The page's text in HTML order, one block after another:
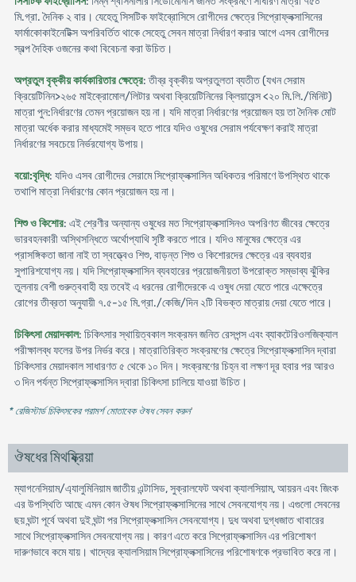
মি.গ্রা. দৈনিক ২ বার। যেহেতু সিসটিক ফাইব্রোসিসে রোগীদের ক্ষেত্রে সিপ্রোফ্লক্সাসিনের
ফার্মাকোকাইনেটিক্স অপরিবর্তিত থাকে সেহেতু সেবন মাত্রা নির্ধারণ করার আগে এসব রোগীদের
স্বল্প দৈহিক ওজনের কথা বিবেচনা করা উচিত।
অপ্রতুল বৃক্কীয় কার্যকারিতার ক্ষেত্রে: তীব্র বৃক্কীয় অপ্রতুলতা ব্যতীত (যখন সেরাম
ক্রিয়েটিনিন>২৬৫ মাইক্রোমোল/লিটার অথবা ক্রিয়েটিনিনের ক্লিয়ারেন্স <২০ মি.লি./মিনিট)
মাত্রা পুন:নির্ধারণের তেমন প্রয়োজন হয় না। যদি মাত্রা নির্ধারণের প্রয়োজন হয় তা দৈনিক মোট
মাত্রা অর্ধেক করার মাধ্যমেই সম্ভব হতে পারে যদিও ওষুধের সেরাম পর্যবেক্ষণ করাই মাত্রা
নির্ধারণের সবচেয়ে নির্ভরযোগ্য উপায়।
বয়ো:বৃদ্ধি: যদিও এসব রোগীদের সেরামে সিপ্রোফ্লক্সাসিন অধিকতর পরিমাণে উপস্থিত থাকে
তথাপি মাত্রা নির্ধারণের কোন প্রয়োজন হয় না।
শিশু ও কিশোর: এই শ্রেণীর অন্যান্য ওষুধের মত সিপ্রোফ্লক্সাসিনও অপরিণত জীবের ক্ষেত্রে
ভারবহনকারী অস্থিসন্ধিতে অর্থোপ্যাথি সৃষ্টি করতে পারে। যদিও মানুষের ক্ষেত্রে এর
প্রাসঙ্গিকতা জানা নাই তা স্বত্ত্বেও শিশু, বাড়ন্ত শিশু ও কিশোরদের ক্ষেত্রে এর ব্যবহার
সুপারিশযোগ্য নয়। যদি সিপ্রোফ্লক্সাসিন ব্যবহারের প্রয়োজনীয়তা উপরোক্ত সম্ভাব্য ঝুঁকির
তুলনায় বেশী গুরুত্ববাহী হয় তবেই এ ধরনের রোগীদেরকে এ ওষুধ দেয়া যেতে পারে এক্ষেত্রে
রোগের তীব্রতা অনুযায়ী ৭.৫-১৫ মি.গ্রা./কেজি/দিন ২টি বিভক্ত মাত্রায় দেয়া যেতে পারে।
চিকিৎসা মেয়াদকাল: চিকিৎসার স্থায়িত্বকাল সংক্রমন জনিত রেসপন্স এবং ব্যাকটেরিওলজিক্যাল
পরীক্ষালব্ধ ফলের উপর নির্ভর করে। মাত্রাতিরিক্ত সংক্রমণের ক্ষেত্রে সিপ্রোফ্লক্সাসিন দ্বারা
চিকিৎসার মেয়াদকাল সাধারণত ৫ থেকে ১০ দিন। সংক্রমণের চিহ্ন বা লক্ষণ দূর হবার পর আরও
৩ দিন পর্যন্ত সিপ্রোফ্লক্সাসিন দ্বারা চিকিৎসা চালিয়ে যাওয়া উচিত।
* রেজিস্টার্ড চিকিৎসকের পরামর্শ মোতাবেক ঔষধ সেবন করুন'
ঔষধের মিথষ্ক্রিয়া
ম্যাগনেসিয়াম/এ্যালুমিনিয়াম জাতীয় এন্টাসিড, সুক্রালফেট অথবা ক্যালসিয়াম, আয়রন এবং জিংক
এর উপস্থিতি আছে এমন কোন ঔষধ সিপ্রোফ্লক্সাসিনের সাথে সেবনযোগ্য নয়। এগুলো সেবনের
ছয় ঘন্টা পূর্বে অথবা দুই ঘন্টা পর সিপ্রোফ্লক্সাসিন সেবনযোগ্য। দুধ অথবা দুগ্ধজাত খাবারের
সাথে সিপ্রোফ্লক্সাসিন সেবনযোগ্য নয়। কারণ এতে করে সিপ্রোফ্লক্সাসিন এর পরিশোষণ
দারুণভাবে কমে যায়। খাদ্যের ক্যালসিয়াম সিপ্রোফ্লক্সাসিনের পরিশোষণকে প্রভাবিত করে না।